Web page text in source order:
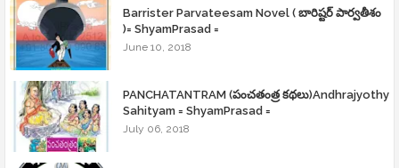
Barrister Parvateesam Novel ( బారిష్టర్ పార్వతీశం
)= ShyamPrasad =
June 10, 2018
PANCHATANTRAM (పంచతంత్ర కథలు)Andhrajyothy
Sahityam = ShyamPrasad =
July 06, 2018